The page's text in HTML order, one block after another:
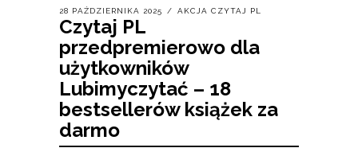
28 PAŹDZIERNIKA 2025 AKCJA CZYTAJ PL
Czytaj PL
przedpremierowo dla
użytkowników
Lubimyczytać – 18
bestsellerów książek za
darmo